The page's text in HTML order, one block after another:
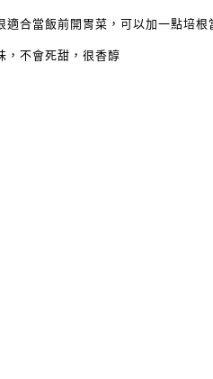
合當飯前開胃菜，可以加一點培根
，不會死甜，很香醇